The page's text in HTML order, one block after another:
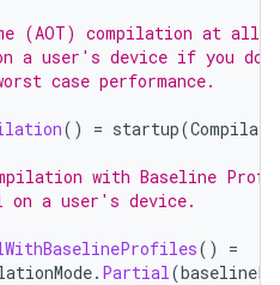
(AOT) compilation at all.
a user's device if you
case performance.
() = startup(
with Baseline
a user's device.
()
=
. Partial(